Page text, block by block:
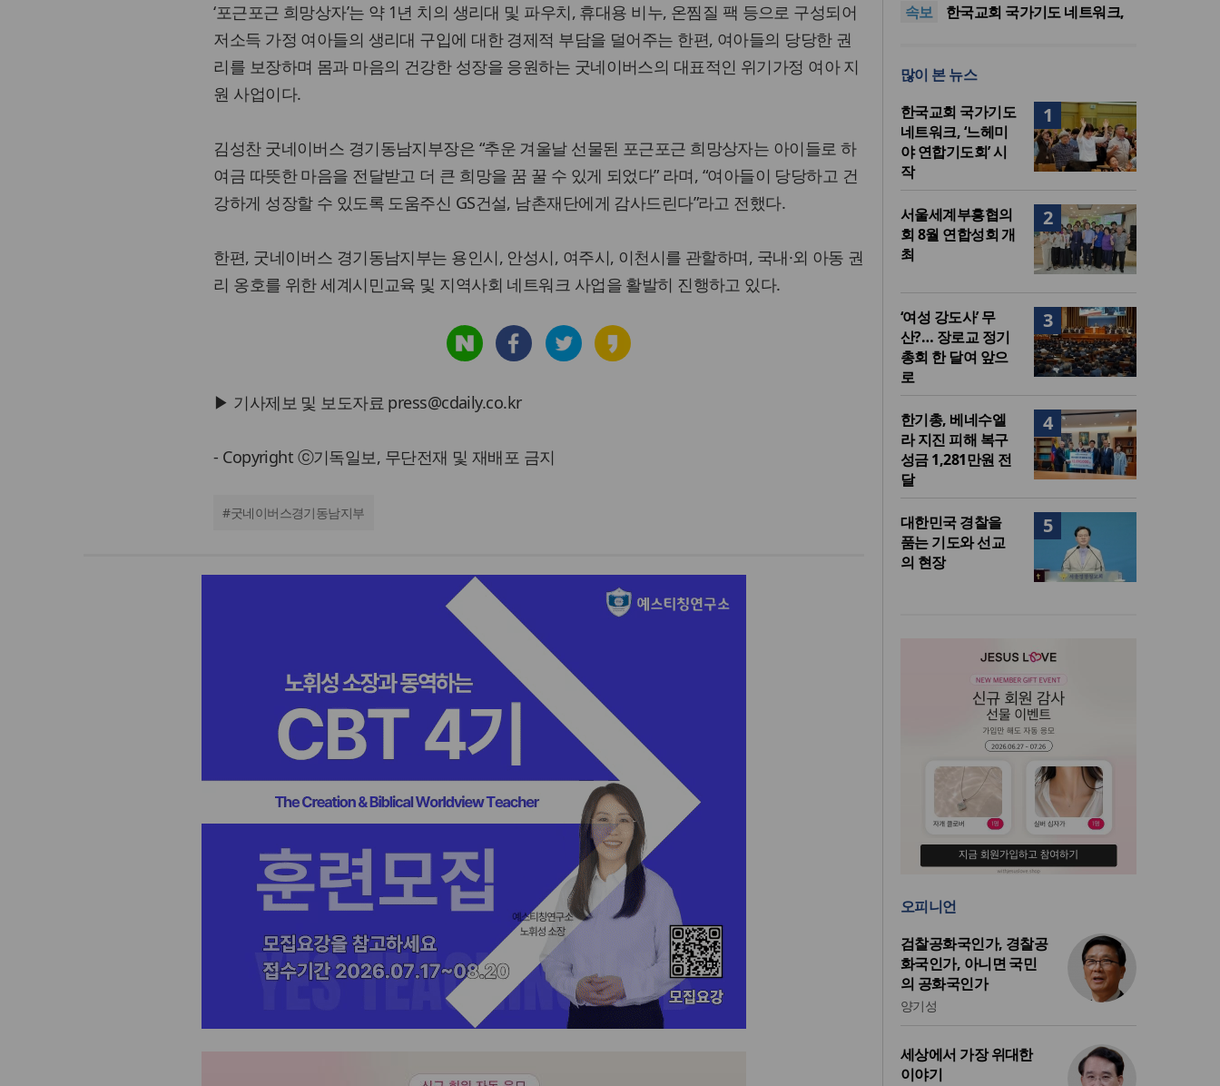
‘포근포근 희망상자’는 약 1년 치의 생리대 및 파우치, 휴대용 비누, 온찜질 팩 등으로 구성되어
저소득 가정 여아들의 생리대 구입에 대한 경제적 부담을 덜어주는 한편, 여아들의 당당한 권
리를 보장하며 몸과 마음의 건강한 성장을 응원하는 굿네이버스의 대표적인 위기가정 여아 지
원 사업이다.
김성찬 굿네이버스 경기동남지부장은 “추운 겨울날 선물된 포근포근 희망상자는 아이들로 하
여금 따뜻한 마음을 전달받고 더 큰 희망을 꿈 꿀 수 있게 되었다” 라며, “여아들이 당당하고 건
강하게 성장할 수 있도록 도움주신 GS건설, 남촌재단에게 감사드린다”라고 전했다.
한편, 굿네이버스 경기동남지부는 용인시, 안성시, 여주시, 이천시를 관할하며, 국내·외 아동 권
리 옹호를 위한 세계시민교육 및 지역사회 네트워크 사업을 활발히 진행하고 있다.
▶ 기사제보 및 보도자료 press@cdaily.co.kr
- Copyright ⓒ기독일보, 무단전재 및 재배포 금지
#굿네이버스경기동남지부
속보
중증 입원·재활 확충 과제
선교의 현장
한국교회 국가기도 네트워크,
중단하라”
정신건강 치료 인프라 부족…
정신질환 평생유병률 27.8%,
중증 입원·재활 확충 과제
많이 본 뉴스
1
한국교회 국가기도
네트워크, ‘느헤미
야 연합기도회’ 시
작
2
서울세계부흥협의
회 8월 연합성회 개
최
3
‘여성 강도사’ 무
산?… 장로교 정기
총회 한 달여 앞으
로
4
한기총, 베네수엘
라 지진 피해 복구
성금 1,281만원 전
달
5
대한민국 경찰을
품는 기도와 선교
의 현장
오피니언
검찰공화국인가, 경찰공
화국인가, 아니면 국민
의 공화국인가
양기성
세상에서 가장 위대한
이야기